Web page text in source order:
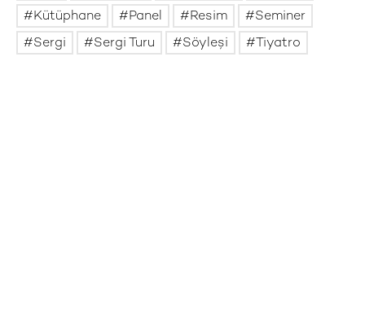
Kütüphane
Panel Resim
Seminer
Sergi
Sergi Turu Söyleşi Tiyatro